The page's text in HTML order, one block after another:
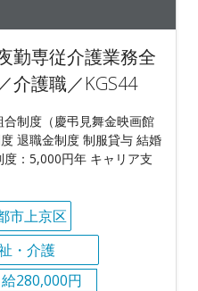
勤専従介護業務全
介護職／KGS44
合制度（慶弔見舞金映画館
退職金制度 制服貸与 結婚
：5,000円年 キャリア支
市上京区
・介護
280,000円